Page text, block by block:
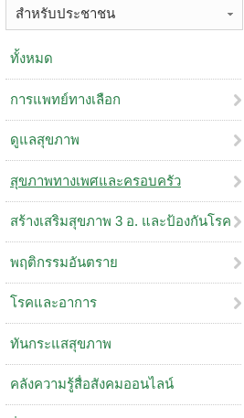
สำหรับประชาชน
ทั้งหมด
การแพทย์ทางเลือก
ดูแลสุขภาพ
สุขภาพทางเพศและครอบครัว
สร้างเสริมสุขภาพ 3 อ. ​และป้องกันโรค
พฤติกรรมอันตราย
โรคและอาการ
ทันกระแสสุขภาพ
คลังความรู้สื่อสังคมออนไลน์